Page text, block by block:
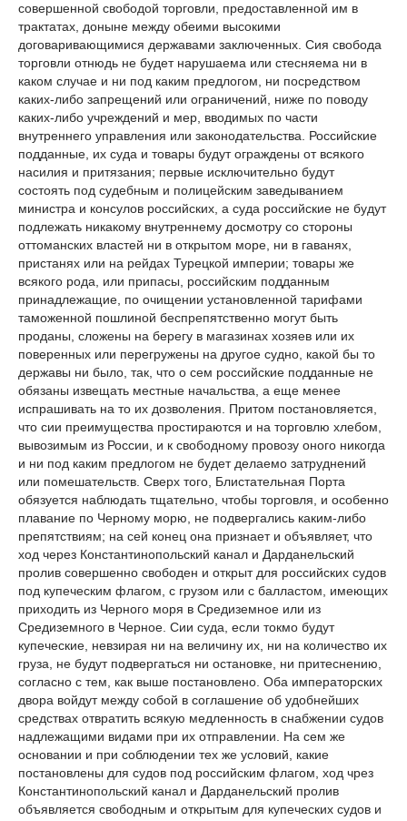
совершенной свободой торговли, предоставленной им в
трактатах, доныне между обеими высокими
договаривающимися державами заключенных. Сия свобода
торговли отнюдь не будет нарушаема или стесняема ни в
каком случае и ни под каким предлогом, ни посредством
каких-либо запрещений или ограничений, ниже по поводу
каких-либо учреждений и мер, вводимых по части
внутреннего управления или законодательства. Российские
подданные, их суда и товары будут ограждены от всякого
насилия и притязания; первые исключительно будут
состоять под судебным и полицейским заведыванием
министра и консулов российских, а суда российские не будут
подлежать никакому внутреннему досмотру со стороны
оттоманских властей ни в открытом море, ни в гаванях,
пристанях или на рейдах Турецкой империи; товары же
всякого рода, или припасы, российским подданным
принадлежащие, по очищении установленной тарифами
таможенной пошлиной беспрепятственно могут быть
проданы, сложены на берегу в магазинах хозяев или их
поверенных или перегружены на другое судно, какой бы то
державы ни было, так, что о сем российские подданные не
обязаны извещать местные начальства, а еще менее
испрашивать на то их дозволения. Притом постановляется,
что сии преимущества простираются и на торговлю хлебом,
вывозимым из России, и к свободному провозу оного никогда
и ни под каким предлогом не будет делаемо затруднений
или помешательств. Сверх того, Блистательная Порта
обязуется наблюдать тщательно, чтобы торговля, и особенно
плавание по Черному морю, не подвергались каким-либо
препятствиям; на сей конец она признает и объявляет, что
ход через Константинопольский канал и Дарданельский
пролив совершенно свободен и открыт для российских судов
под купеческим флагом, с грузом или с балластом, имеющих
приходить из Черного моря в Средиземное или из
Средиземного в Черное. Сии суда, если токмо будут
купеческие, невзирая ни на величину их, ни на количество их
груза, не будут подвергаться ни остановке, ни притеснению,
согласно с тем, как выше постановлено. Оба императорских
двора войдут между собой в соглашение об удобнейших
средствах отвратить всякую медленность в снабжении судов
надлежащими видами при их отправлении. На сем же
основании и при соблюдении тех же условий, какие
постановлены для судов под российским флагом, ход чрез
Константинопольский канал и Дарданельский пролив
объявляется свободным и открытым для купеческих судов и